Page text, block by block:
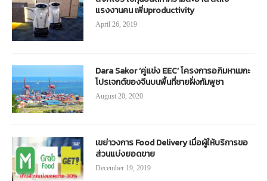
แรงงานคน เพิ่มproductivity
April 26, 2019
Dara Sakor ‘คู่แข่ง EEC’ โครงการอภิมหาเมกะ
โปรเจกต์ของจีนบนพื้นที่ชายฝั่งกัมพูชา
August 20, 2020
เขย่าวงการ Food Delivery เมื่อผู้ให้บริการขอ
ส่วนแบ่งยอดขาย
December 19, 2019